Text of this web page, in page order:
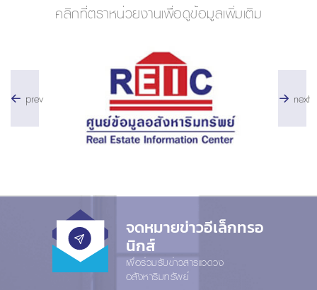
คลิกที่ตราหน่วยงานเพื่อดูข้อมูลเพิ่มเติม
prev next
จดหมายข่าวอีเล็กทรอ
นิกส์
เพื่อร่วมรับข่าวสารแวดวง
อสังหาริมทรัพย์